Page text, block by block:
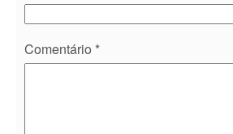
Comentário *